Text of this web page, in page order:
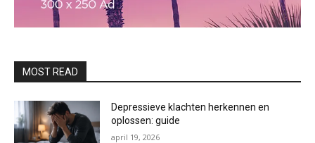
MOST READ
Depressieve klachten herkennen en
oplossen: guide
april 19, 2026